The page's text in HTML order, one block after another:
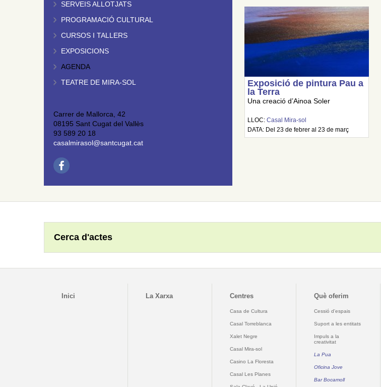
SERVEIS ALLOTJATS
PROGRAMACIÓ CULTURAL
CURSOS I TALLERS
EXPOSICIONS
AGENDA
TEATRE DE MIRA-SOL
Carrer de Mallorca, 42
08195 Sant Cugat del Vallès
93 589 20 18
casalmirasol@santcugat.cat
Exposició de pintura Pau a
la Terra
Una creació d’Ainoa Soler
LLOC: Casal Mira-sol
DATA: Del 23 de febrer al 23 de març
Cerca d'actes
Inici La Xarxa Centres
Casa de Cultura
Casal Torreblanca
Xalet Negre
Casal Mira-sol
Casino La Floresta
Casal Les Planes
Què oferim
Cessió d'espais
Suport a les entitats
Impuls a la
creativitat
La Pua
Oficina Jove
Bar Bocamoll